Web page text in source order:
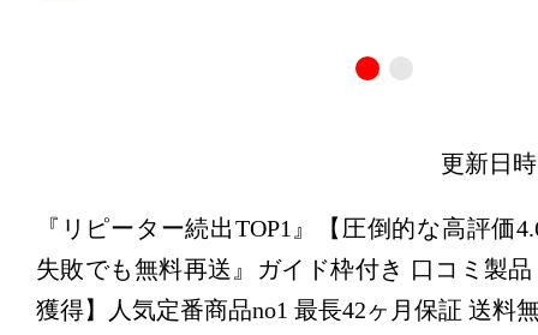
更新日
『リピーター続出TOP1』【圧倒的な高評価
失敗でも無料再送』ガイド枠付き 口コミ製品
獲得】人気定番商品no1 最長42ヶ月保証 送料